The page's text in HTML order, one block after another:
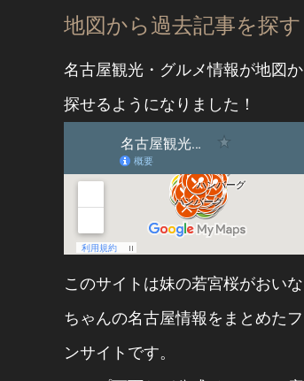
地図から過去記事を探す
名古屋観光・グルメ情報が地図か
探せるようになりました！
このサイトは妹の若宮桜がおい
ちゃんの名古屋情報をまとめた
ンサイトです。